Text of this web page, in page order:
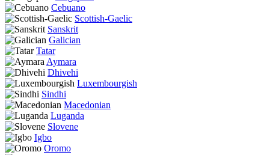
Cebuano
Scottish-Gaelic
Sanskrit
Galician
Tatar
Aymara
Dhivehi
Luxembourgish
Sindhi
Macedonian
Luganda
Slovene
Igbo
Oromo